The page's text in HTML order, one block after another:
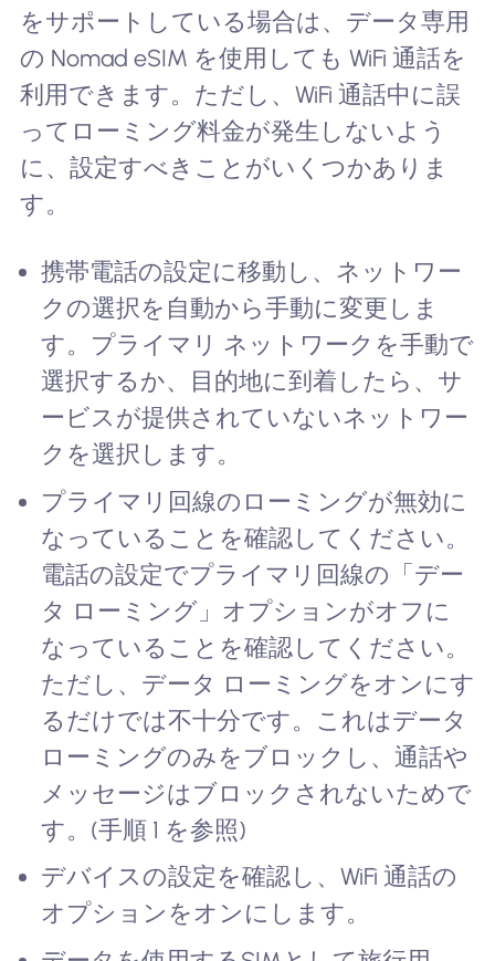
をサポートしている場合は、データ専用
の Nomad eSIM を使用しても WiFi 通話を
利用できます。ただし、WiFi 通話中に誤
ってローミング料金が発生しないよう
に、設定すべきことがいくつかありま
す。
携帯電話の設定に移動し、ネットワー
クの選択を自動から手動に変更しま
す。プライマリ ネットワークを手動で
選択するか、目的地に到着したら、サ
ービスが提供されていないネットワー
クを選択します。
プライマリ回線のローミングが無効に
なっていることを確認してください。
電話の設定でプライマリ回線の「デー
タ ローミング」オプションがオフに
なっていることを確認してください。
ただし、データ ローミングをオンにす
るだけでは不十分です。これはデータ
ローミングのみをブロックし、通話や
メッセージはブロックされないためで
す。(手順 1 を参照)
デバイスの設定を確認し、WiFi 通話の
オプションをオンにします。